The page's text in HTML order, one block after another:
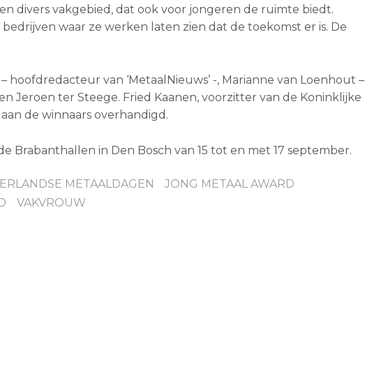
divers vakgebied, dat ook voor jongeren de ruimte biedt.
waar ze werken laten zien dat de toekomst er is. De
van ‘MetaalNieuws’ -, Marianne van Loenhout –
Jeroen ter Steege. Fried Kaanen, voorzitter van de Koninklijke
de winnaars overhandigd.
Brabanthallen in Den Bosch van 15 tot en met 17 september.
METAALDAGEN
JONG METAAL AWARD
VAKVROUW